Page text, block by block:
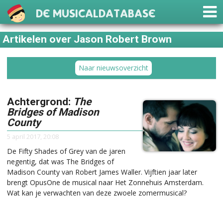
De Musicaldatabase
Artikelen over Jason Robert Brown
Naar nieuwsoverzicht
Achtergrond: The
Bridges of Madison
County
5 april 2017, 20:08
De Fifty Shades of Grey van de jaren
negentig, dat was The Bridges of
Madison County van Robert James Waller. Vijftien jaar later
brengt OpusOne de musical naar Het Zonnehuis Amsterdam.
Wat kan je verwachten van deze zwoele zomermusical?